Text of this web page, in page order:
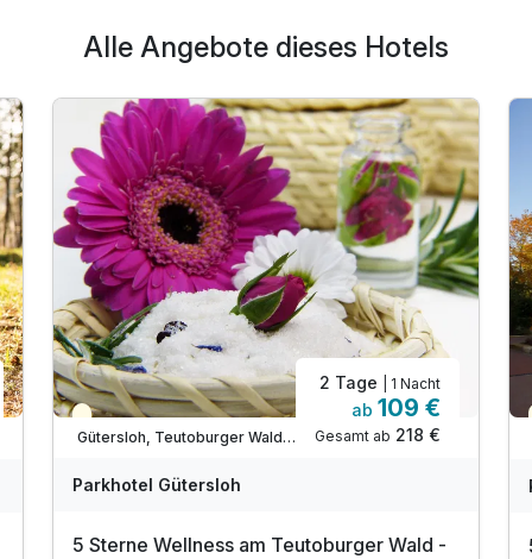
Einzelzimmer Komfort
1 Erwachsenen
Alle Angebote dieses Hotels
Teilweise ausgelastet
Gütersloh, Teutoburger Wald / Ostwestfalen
2 Tage | 1 Nacht
ab 109 €
Gesamt ab 218 €
Parkhotel Gütersloh
5 Sterne Wellness am Teutoburger Wald -